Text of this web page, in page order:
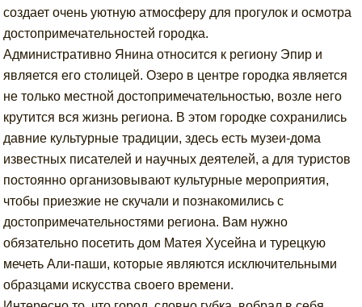
создает очень уютную атмосферу для прогулок и осмотра
достопримечательностей городка.
Административно Янина относится к региону Эпир и
является его столицей. Озеро в центре городка является
не только местной достопримечательностью, возле него
крутится вся жизнь региона. В этом городке сохранились
давние культурные традиции, здесь есть музеи-дома
известных писателей и научных деятелей, а для туристов
постоянно организовывают культурные мероприятия,
чтобы приезжие не скучали и познакомились с
достопримечательностями региона. Вам нужно
обязательно посетить дом Матея Хусейна и турецкую
мечеть Али-паши, которые являются исключительными
образцами искусства своего времени.